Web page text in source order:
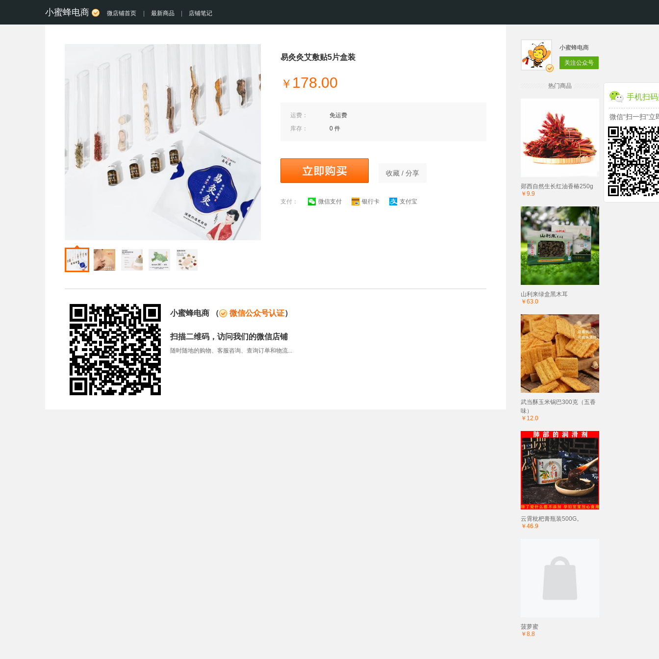
小蜜蜂电商 微店铺首页 最新商品 店铺笔记
易灸灸艾敷贴5片盒装
￥ 178.00
运费：
免运费
库存：
0 件
收藏 / 分享
支付： 微信支付 银行卡 支付宝
小蜜蜂电商 （ 微信公众号认证）
扫描二维码，访问我们的微信店铺
随时随地的购物、客服咨询、查询订单和物流...
小蜜蜂电商
关注公众号
热门商品
郧西自然生长红油香椿250g
￥9.9
山利来绿盒黑木耳
￥63.0
武当酥玉米锅巴300克（五香
味）
￥12.0
云霄枇杷膏瓶装500G。
￥46.9
菠萝蜜
￥8.8
手机扫
微信“扫一扫”立